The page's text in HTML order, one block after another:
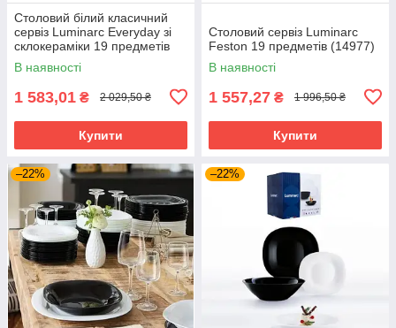
Столовий білий класичний
сервіз Luminarc Everyday зі
склокераміки 19 предметів
(G0567)
В наявності
1 583,01 ₴ 2 029,50 ₴
Купити
Столовий сервіз Luminarc
Feston 19 предметів (14977)
В наявності
1 557,27 ₴ 1 996,50 ₴
Купити
–22% –22%